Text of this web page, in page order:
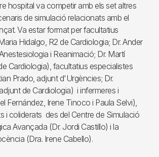
hospital va competir amb els set altres
de simulació relacionats amb el
Va estar format per facultatius
Hidalgo, R2 de Cardiologia; Dr. Ander
i Reanimació; Dr. Martí
Cardiologia), facultatius especialistes
Prado, adjunt d'Urgències; Dr.
de Cardiologia) i infermeres i
Fernández, Irene Tinoco i Paula Selvi),
i coliderats des del Centre de Simulació
Avançada (Dr. Jordi Castillo) i la
(Dra. Irene Cabello).